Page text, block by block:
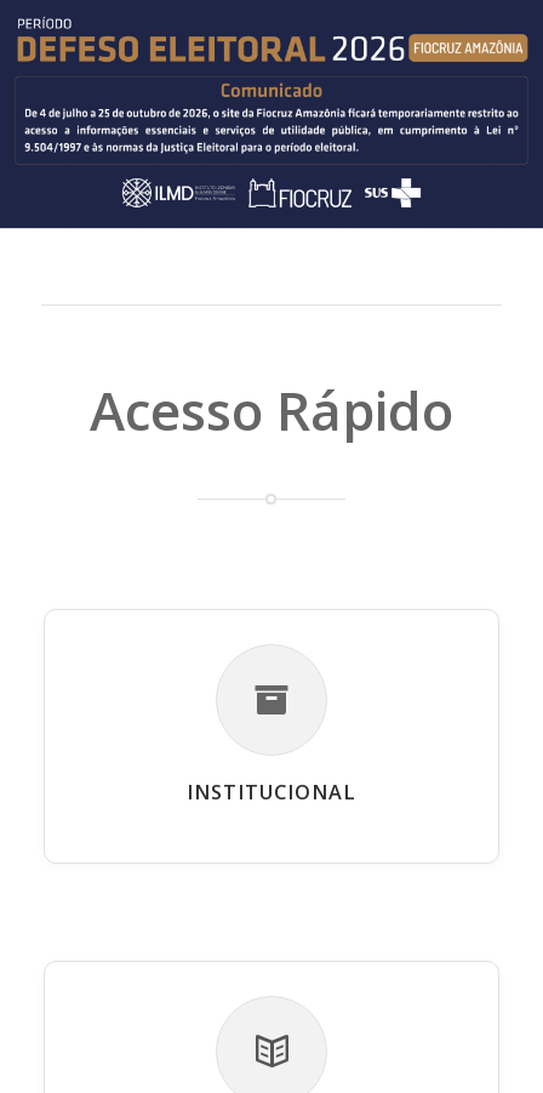
Acesso Rápido
INSTITUCIONAL